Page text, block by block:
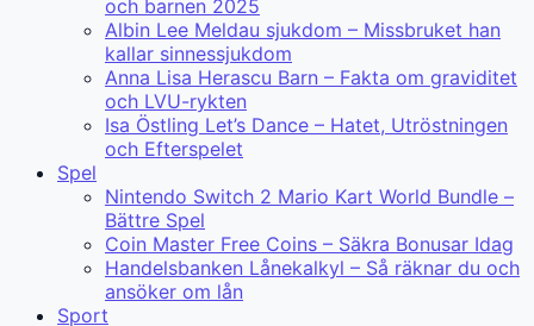
och barnen 2025
Albin Lee Meldau sjukdom – Missbruket han
kallar sinnessjukdom
Anna Lisa Herascu Barn – Fakta om graviditet
och LVU-rykten
Isa Östling Let’s Dance – Hatet, Utröstningen
och Efterspelet
Spel
Nintendo Switch 2 Mario Kart World Bundle –
Bättre Spel
Coin Master Free Coins – Säkra Bonusar Idag
Handelsbanken Lånekalkyl – Så räknar du och
ansöker om lån
Sport